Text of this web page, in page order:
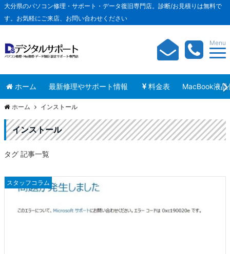
大分県のパソコン修理・サポート・データ復旧専門店。診断/お見積りは無料で
す。お気軽にご来店、お問い合わせください
Menu
ホーム 最新修理やサポート情報 料金表 MacBook液晶
ホーム インストール
インストール
タグ 記事一覧
スタッフコラム